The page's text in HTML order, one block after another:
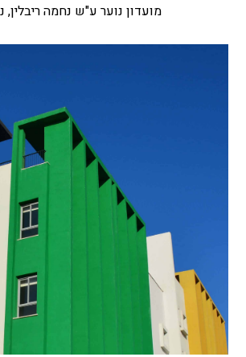
מועדון נוער ע"ש נחמה ריבלין,